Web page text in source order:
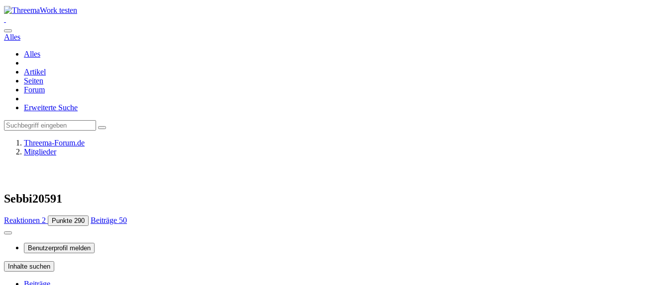
Alles
Alles
Artikel
Seiten
Forum
Erweiterte Suche
Threema-Forum.de
Mitglieder
Sebbi20591
Reaktionen 2 Punkte 290 Beiträge 50
Benutzerprofil melden
Inhalte suchen